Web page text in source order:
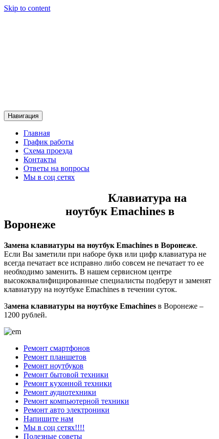
Skip to content
Навигация
Главная
График работы
Схема проезда
Контакты
Ответы на вопросы
Мы в соц сетях
Клавиатура на
ноутбук Emachines в
Воронеже
Замена клавиатуры на ноутбук Emachines в Воронеже.
Если Вы заметили при наборе букв или цифр клавиатура не
всегда печатает все исправно либо совсем не печатает то ее
необходимо заменить. В нашем сервисном центре
высококвалифицированные специалисты подберут и заменят
клавиатуру на ноутбуке Emachines в течении суток.
Замена клавиатуры на ноутбуке Emachines в Воронеже –
1200 рублей.
Ремонт смартфонов
Ремонт планшетов
Ремонт ноутбуков
Ремонт бытовой техники
Ремонт кухонной техники
Ремонт аудиотехники
Ремонт компьютерной техники
Ремонт авто электроники
Напишите нам
Мы в соц сетях!!!!
Полезные советы